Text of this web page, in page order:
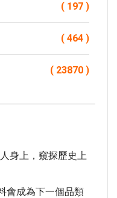
( 197 )
( 464 )
( 23870 )
身上，窺探歷史上
會成為下一個品類